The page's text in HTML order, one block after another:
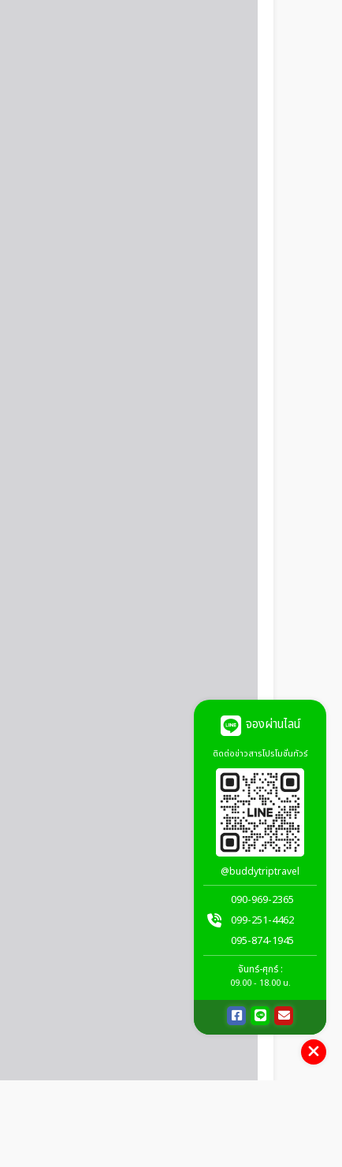
จองผ่านไลน์
ติดต่อข่าวสารโปรโมชั่นทัวร์
@buddytriptravel
090-969-2365
099-251-4462
095-874-1945
จันทร์-ศุกร์ :
09.00 - 18.00 น.